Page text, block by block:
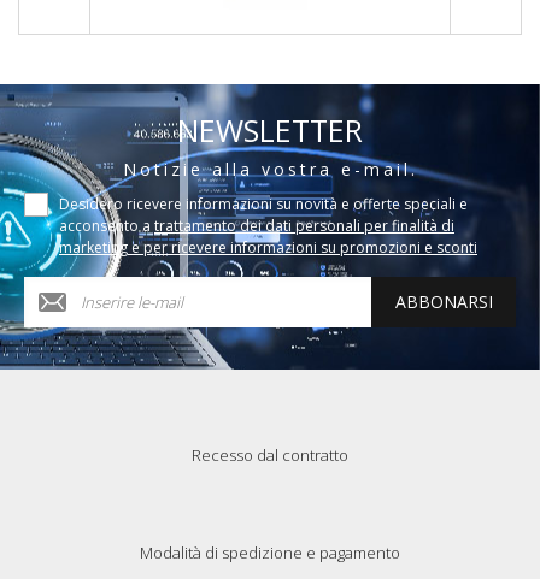
NEWSLETTER
Notizie alla vostra e-mail.
Desidero ricevere informazioni su novità e offerte speciali e
acconsento a trattamento dei dati personali per finalità di
marketing e per ricevere informazioni su promozioni e sconti
ABBONARSI
Recesso dal contratto
Modalità di spedizione e pagamento